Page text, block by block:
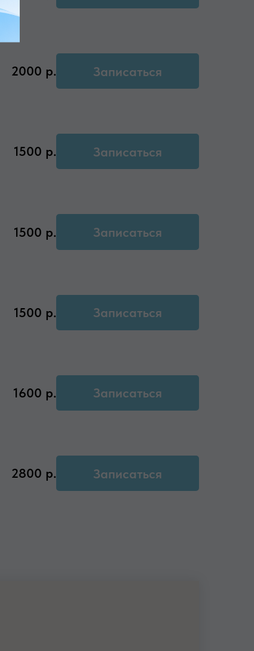
2000 р. Записаться
1500 р. Записаться
1500 р. Записаться
1500 р. Записаться
1600 р. Записаться
2800 р. Записаться